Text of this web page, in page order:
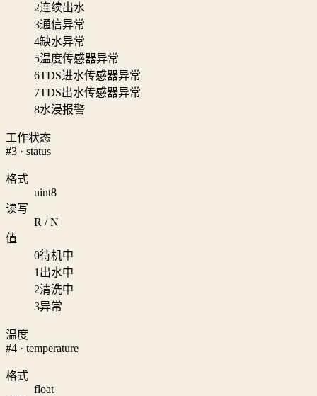
2连续出水
3通信异常
4缺水异常
5温度传感器异常
6TDS进水传感器异常
7TDS出水传感器异常
8水浸报警
工作状态
#3 · status
格式
uint8
读写
R / N
值
0待机中
1 出水中
2清洗中
3异常
温度
#4 · temperature
格式
float